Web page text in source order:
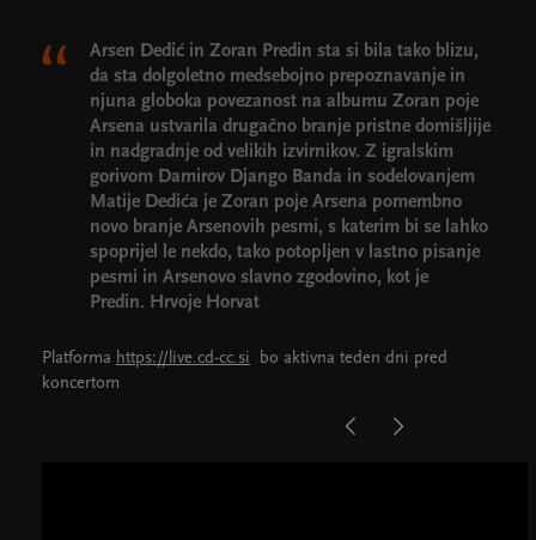
Arsen Dedić in Zoran Predin sta si bila tako blizu,
da sta dolgoletno medsebojno prepoznavanje in
njuna globoka povezanost na albumu Zoran poje
Arsena ustvarila drugačno branje pristne domišljije
in nadgradnje od velikih izvirnikov. Z igralskim
gorivom Damirov Django Banda in sodelovanjem
Matije Dedića je Zoran poje Arsena pomembno
novo branje Arsenovih pesmi, s katerim bi se lahko
spoprijel le nekdo, tako potopljen v lastno pisanje
pesmi in Arsenovo slavno zgodovino, kot je
Predin. Hrvoje Horvat
Platforma https://live.cd-cc.si bo aktivna teden dni pred
koncertom